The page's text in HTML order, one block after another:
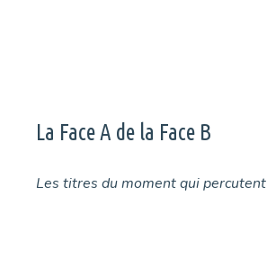
La Face A de la Face B
Les titres du moment qui percutent